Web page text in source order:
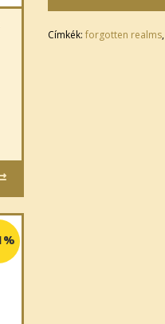
Címkék: forgotten realms,